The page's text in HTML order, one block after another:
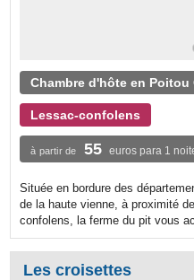
Chambre d'hôte en Poitou
Lessac-confolens
à partir de 55 euros para 1
Située en bordure des
de la haute vienne, à proximité
confolens, la ferme du pit vous
Les croisettes